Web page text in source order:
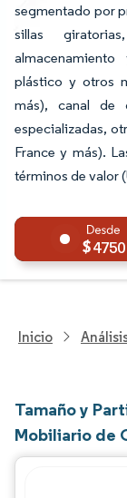
segmentado por
sillas
plástico y otros
más), canal de
especializadas,
France y más).
términos de valor
4750
Inicio
Tamaño y
Mobiliario de